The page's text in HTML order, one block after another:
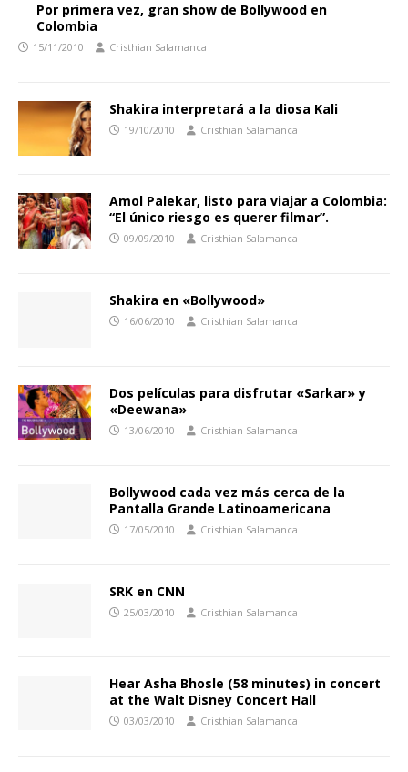
Por primera vez, gran show de Bollywood en
Colombia
15/11/2010 Cristhian Salamanca
Shakira interpretará a la diosa Kali
19/10/2010 Cristhian Salamanca
Amol Palekar, listo para viajar a Colombia:
“El único riesgo es querer filmar”.
09/09/2010 Cristhian Salamanca
Shakira en «Bollywood»
16/06/2010 Cristhian Salamanca
Dos películas para disfrutar «Sarkar» y
«Deewana»
13/06/2010 Cristhian Salamanca
Bollywood cada vez más cerca de la
Pantalla Grande Latinoamericana
17/05/2010 Cristhian Salamanca
SRK en CNN
25/03/2010 Cristhian Salamanca
Hear Asha Bhosle (58 minutes) in concert
at the Walt Disney Concert Hall
03/03/2010 Cristhian Salamanca